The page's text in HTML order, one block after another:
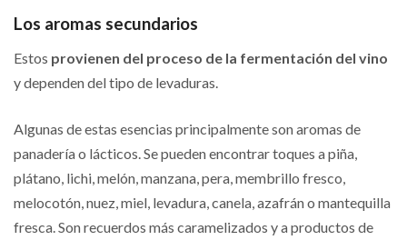
Los aromas secundarios
Estos provienen del proceso de la fermentación del vino
y dependen del tipo de levaduras.
Algunas de estas esencias principalmente son aromas de
panadería o lácticos. Se pueden encontrar toques a piña,
plátano, lichi, melón, manzana, pera, membrillo fresco,
melocotón, nuez, miel, levadura, canela, azafrán o mantequilla
fresca. Son recuerdos más caramelizados y a productos de